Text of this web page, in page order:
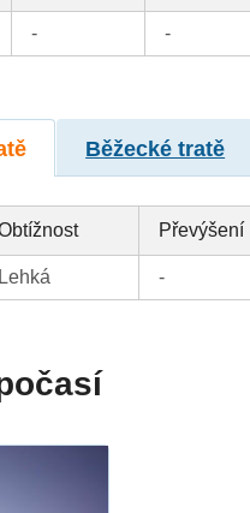
- -
Běžecké tratě
Převýšení
Lehká -